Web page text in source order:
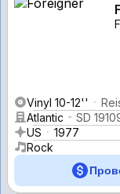
Vinyl 10-12''
Atlantic
SD
US
1977
Rock